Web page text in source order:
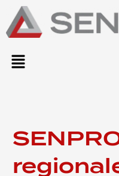
Zum
Inhalt
springen
Menü